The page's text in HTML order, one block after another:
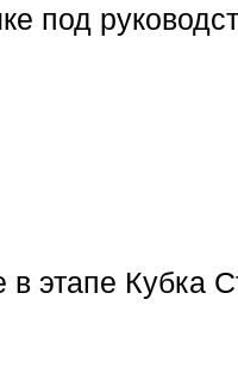
под
этапе Кубка